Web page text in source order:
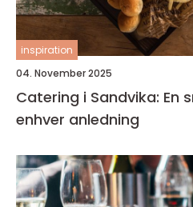
inspiration
04. November 2025
Catering i Sandvika: En
enhver anledning